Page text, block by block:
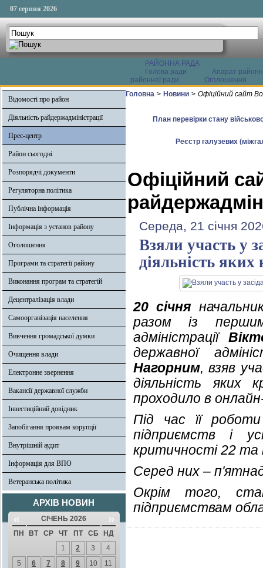
07 серпня 2026
РАЙОННА РАДА
Голова ради
Апарат
районної ради
Оголошення
Відомості про район
Діяльність райдержадміністрації
Прес-центр
Район сьогодні
Розпорядчі документи
Регуляторна політика
Публічна інформація
Інформація з установ району
Оголошення
Програми та стратегії району
Виконання програм та стратегій
Децентралізація влади
Самоорганізація населення
Вивчення громадської думки
Очищення влади
Електронне звернення
Вакансії державної служби
Інвестиційний довідник
Запобігання проявам корупції
Внутрішній аудит
Інформація для ВПО
Ветеранська політика
АРХІВ НОВИН
« СІЧЕНЬ 2026 »
ПН ВТ СР ЧТ ПТ СБ
НД
1
2 3
4
5
6 7 8 9 10
11
Головна > Новини > Офіційний сайт
План перевірки стану
Реєстр галузевих
Офіційний
Середа, 21 січня
Взяли участь у
діяльність
20 січня
разом із
адміністрації
державної
Нагорним, взяв
діяльність яких
проходило в
Під час її
підприємств і
критичності 22 та
Серед них –
Окрім того,
підприємствам